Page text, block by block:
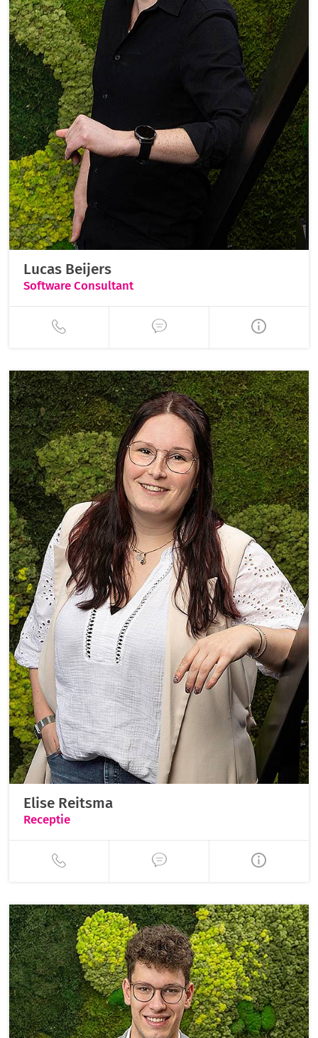
Lucas Beijers
Software Consultant
Elise Reitsma
Receptie